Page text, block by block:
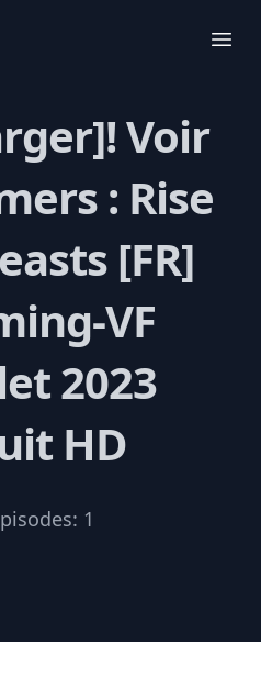
Voir
: Rise
[FR]
VF
2023
HD
1